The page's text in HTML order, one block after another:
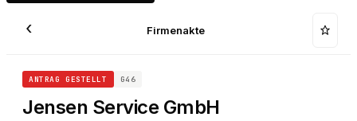
‹ Firmenakte
ANTRAG GESTELLT G46
Jensen Service GmbH